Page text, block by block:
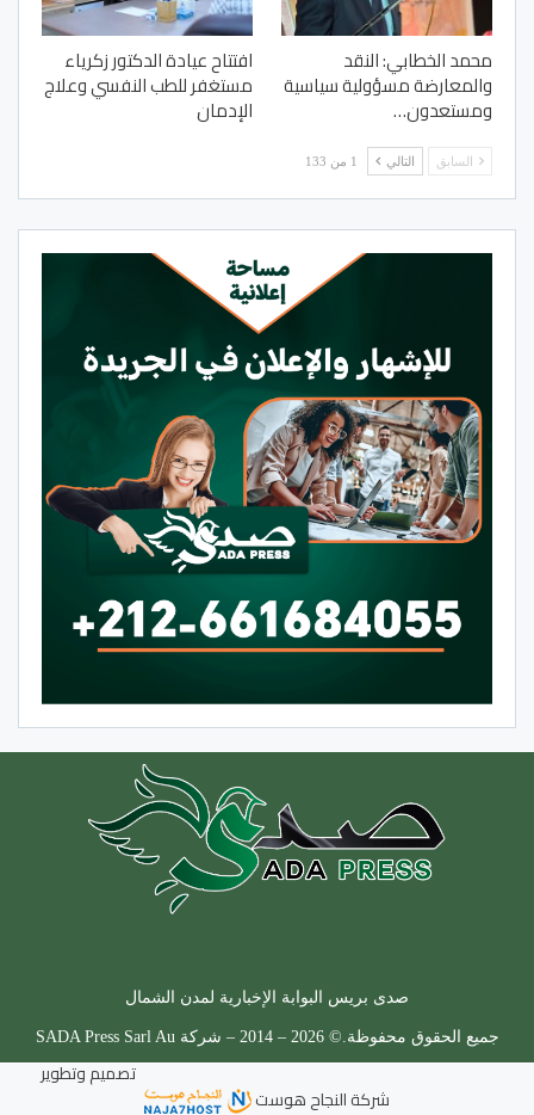
محمد الخطابي: النقد
والمعارضة مسؤولية سياسية
ومستعدون…
افتتاح عيادة الدكتور زكرياء
مستغفر للطب النفسي وعلاج
الإدمان
السابق التالي 1 من 133
صدى بريس البوابة الإخبارية لمدن الشمال
جميع الحقوق محفوظة.© 2026 – 2014 – شركة SADA Press Sarl Au
تصميم وتطوير
شركةالنجاح هوست